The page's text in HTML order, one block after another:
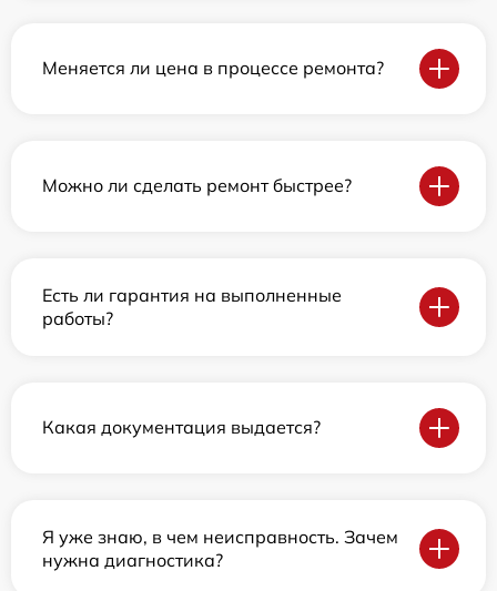
Меняется ли цена в процессе ремонта?
Можно ли сделать ремонт быстрее?
Есть ли гарантия на выполненные
работы?
Какая документация выдается?
Я уже знаю, в чем неисправность. Зачем
нужна диагностика?